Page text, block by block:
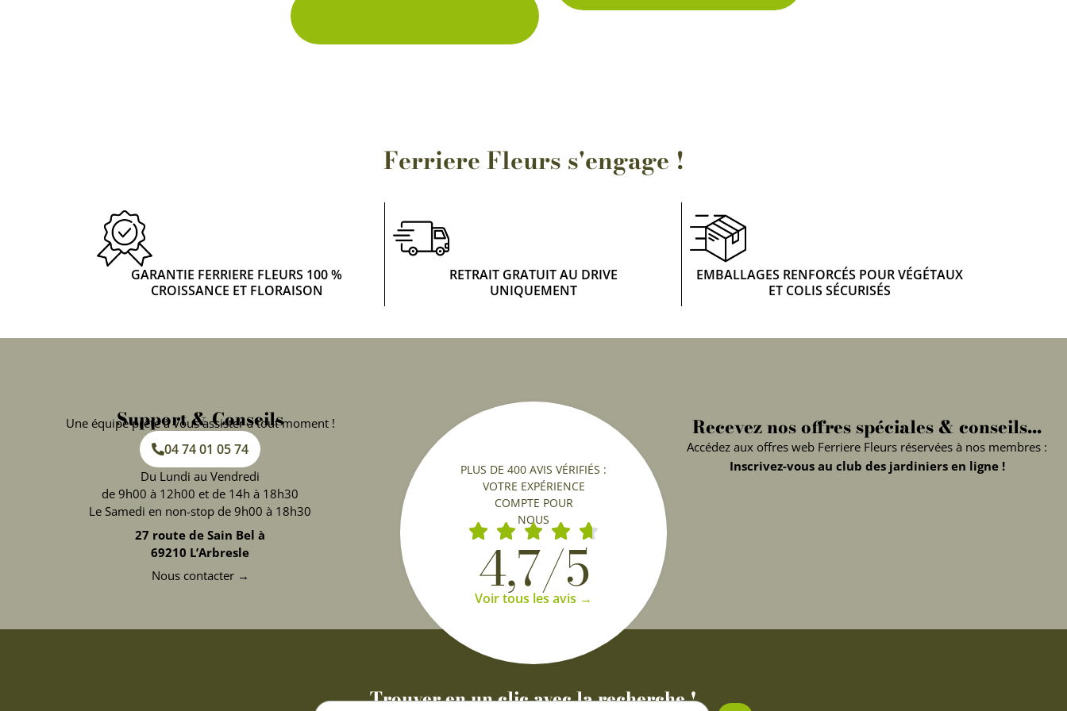
Rosiers parfumés
Ferriere Fleurs s'engage !
GARANTIE FERRIERE FLEURS 100 %
CROISSANCE ET FLORAISON
RETRAIT GRATUIT AU DRIVE
UNIQUEMENT
EMBALLAGES RENFORCÉS POUR VÉGÉTAUX
ET COLIS SÉCURISÉS
Support & Conseils
Une équipe prête à vous assister à tout moment !
04 74 01 05 74
Du Lundi au Vendredi
de 9h00 à 12h00 et de 14h à 18h30
Le Samedi en non-stop de 9h00 à 18h30
27 route de Sain Bel à
69210 L’Arbresle
Nous contacter →
PLUS DE 400 AVIS VÉRIFIÉS :
VOTRE EXPÉRIENCE
COMPTE POUR
NOUS
4,7/5
Voir tous les avis →
Recevez nos offres spéciales & conseils...
Accédez aux offres web Ferriere Fleurs réservées à nos membres :
Inscrivez-vous au club des jardiniers en ligne !
Trouver en un clic avec la recherche !
Search